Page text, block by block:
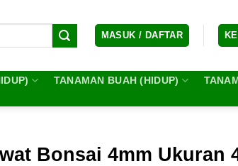
MASUK / DAFTAR
TANAMAN BUAH (HIDUP)
Bonsai 4mm Ukuran